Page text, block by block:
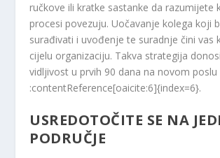
ručkove ili kratke sastanke da razumijete
procesi povezuju. Uočavanje kolega koji
surađivati i uvođenje te suradnje čini vas
cijelu organizaciju. Takva strategija
vidljivost u prvih 90 dana na novom poslu
:contentReference[oaicite:6]{index=6}.
USREDOTOČITE SE NA
PODRUČJE